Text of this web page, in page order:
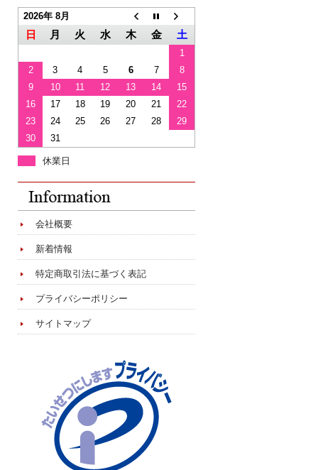
2026年 8月
日 月 火 水 木 金 土
1
2
3 4 5 6 7
8
9
10 11 12 13 14
15
16
17 18 19 20 21
22
23
24 25 26 27 28
29
30
31
休業日
会社概要
新着情報
特定商取引法に基づく表記
プライバシーポリシー
サイトマップ